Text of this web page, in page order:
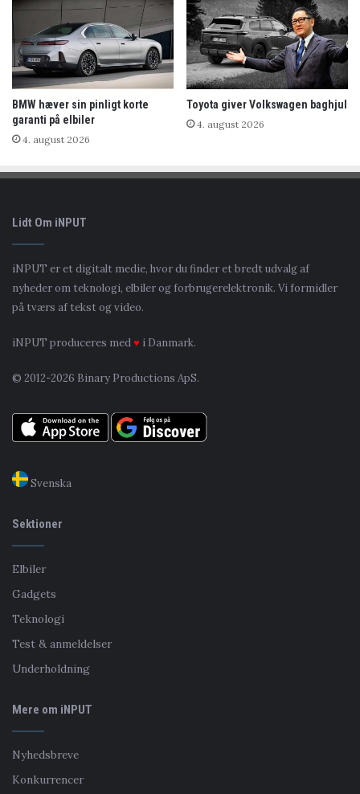
BMW hæver sin pinligt korte
garanti på elbiler
4. august 2026
Toyota giver Volkswagen baghjul
4. august 2026
Lidt Om iNPUT
iNPUT er et digitalt medie, hvor du finder et bredt udvalg af
nyheder om teknologi, elbiler og forbrugerelektronik. Vi formidler
på tværs af tekst og video.
iNPUT produceres med♥ i Danmark.
© 2012-2026 Binary Productions ApS.
Svenska
Sektioner
Elbiler
Gadgets
Teknologi
Test & anmeldelser
Underholdning
Mere om iNPUT
Nyhedsbreve
Konkurrencer